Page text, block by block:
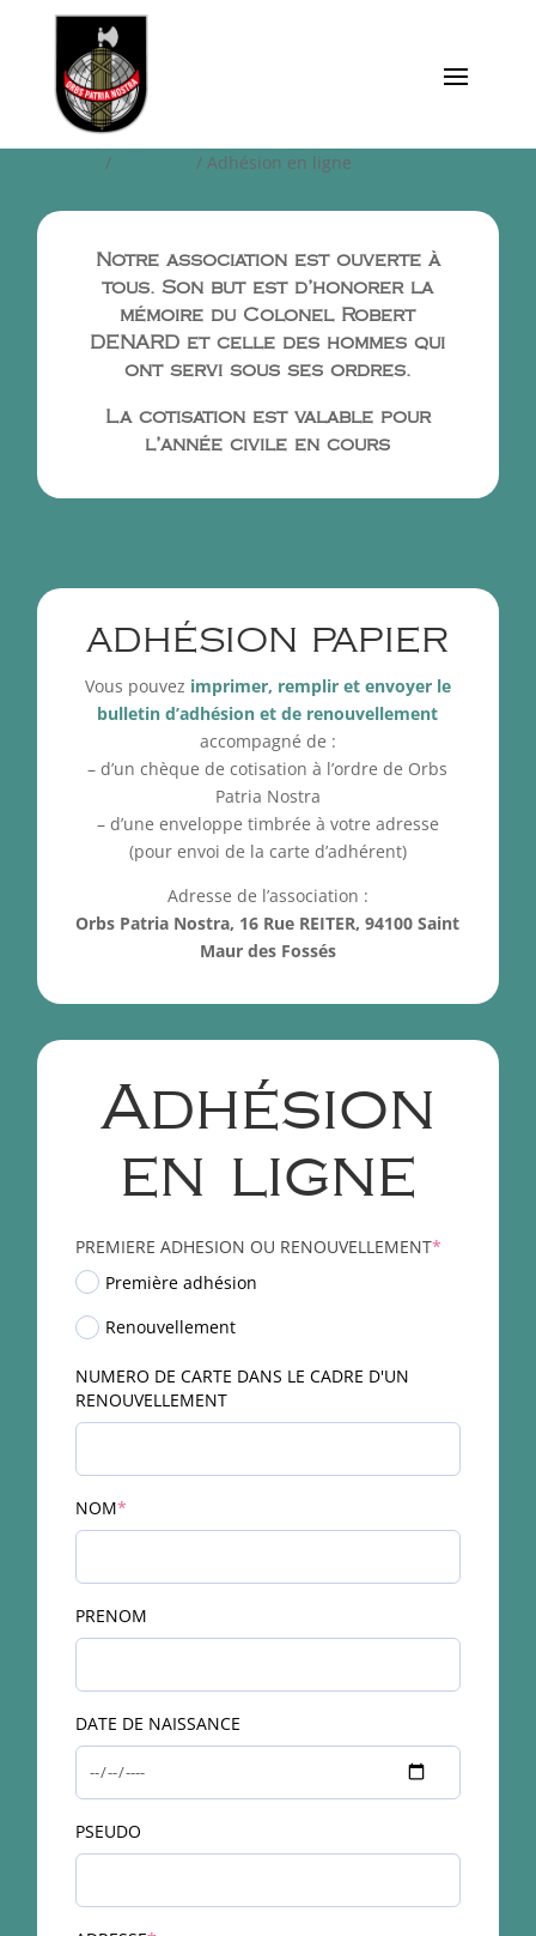
/ / Adhésion en ligne
Notre association est ouverte à
tous. Son but est d’honorer la
mémoire du Colonel Robert
DENARD et celle des hommes qui
ont servi sous ses ordres.
La cotisation est valable pour
l’année civile en cours
ADHÉSION PAPIER
Vous pouvez imprimer, remplir et envoyer le
bulletin d’adhésion et de renouvellement
accompagné de :
– d’un chèque de cotisation à l’ordre de Orbs
Patria Nostra
– d’une enveloppe timbrée à votre adresse
(pour envoi de la carte d’adhérent)
Adresse de l’association :
Orbs Patria Nostra, 16 Rue REITER, 94100 Saint
Maur des Fossés
Adhésion
en ligne
PREMIERE ADHESION OU RENOUVELLEMENT*
Première adhésion
Renouvellement
NUMERO DE CARTE DANS LE CADRE D'UN
RENOUVELLEMENT
NOM*
PRENOM
DATE DE NAISSANCE
PSEUDO